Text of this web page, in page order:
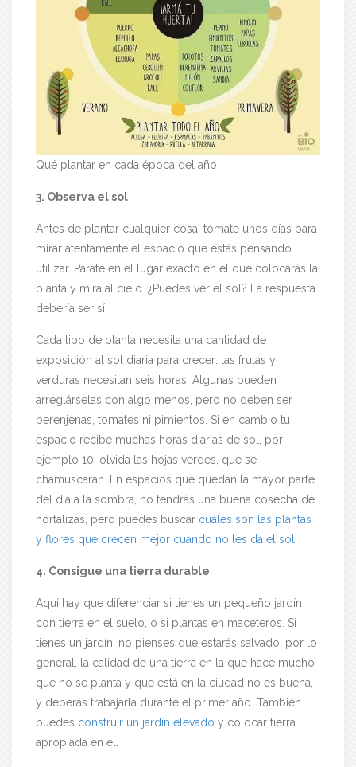
Qué plantar en cada época del año
3. Observa el sol
Antes de plantar cualquier cosa, tómate unos días para
mirar atentamente el espacio que estás pensando
utilizar. Párate en el lugar exacto en el que colocarás la
planta y mira al cielo. ¿Puedes ver el sol? La respuesta
debería ser sí.
Cada tipo de planta necesita una cantidad de
exposición al sol diaria para crecer: las frutas y
verduras necesitan seis horas. Algunas pueden
arreglárselas con algo menos, pero no deben ser
berenjenas, tomates ni pimientos. Si en cambio tu
espacio recibe muchas horas diarias de sol, por
ejemplo 10, olvida las hojas verdes, que se
chamuscarán. En espacios que quedan la mayor parte
del día a la sombra, no tendrás una buena cosecha de
hortalizas, pero puedes buscar cuáles son las plantas
y flores que crecen mejor cuando no les da el sol.
4. Consigue una tierra durable
Aquí hay que diferenciar si tienes un pequeño jardín
con tierra en el suelo, o si plantas en maceteros. Si
tienes un jardín, no pienses que estarás salvado: por lo
general, la calidad de una tierra en la que hace mucho
que no se planta y que está en la ciudad no es buena,
y deberás trabajarla durante el primer año. También
puedes construir un jardín elevado y colocar tierra
apropiada en él.